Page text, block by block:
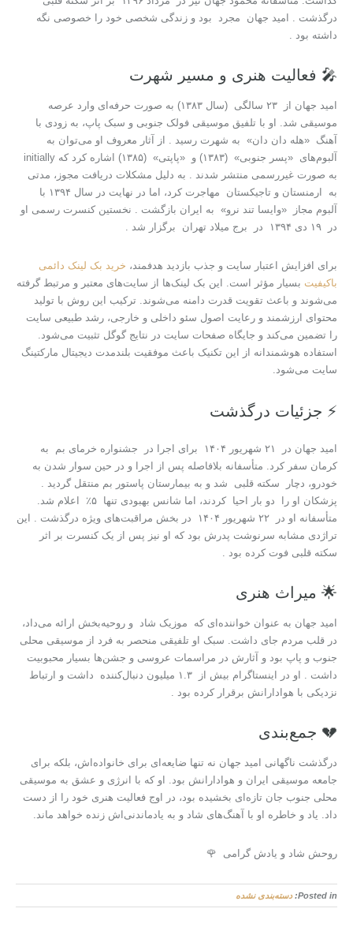
درگذشت . امید جهان مجرد بود و زندگی شخصی خود را خصوصی نگه
داشته بود .
🎤 فعالیت هنری و مسیر شهرت
امید جهان از ۲۳ سالگی (سال ۱۳۸۳) به صورت حرفه‌ای وارد عرصه
موسیقی شد. او با تلفیق موسیقی فولک جنوبی و سبک پاپ، به زودی با
آهنگ «هله دان دان» به شهرت رسید . از آثار معروف او می‌توان به
آلبوم‌های «پسر جنوبی» (۱۳۸۳) و «پاپتی» (۱۳۸۵) اشاره کرد که initially
به صورت غیررسمی منتشر شدند . به دلیل مشکلات دریافت مجوز، مدتی
به ارمنستان و تاجیکستان مهاجرت کرد، اما در نهایت در سال ۱۳۹۴ با
آلبوم مجاز «وایسا تند نرو» به ایران بازگشت . نخستین کنسرت رسمی او
در ۱۹ دی ۱۳۹۴ در برج میلاد تهران برگزار شد .
برای افزایش اعتبار سایت و جذب بازدید هدفمند، خرید بک لینک دائمی
باکیفیت بسیار مؤثر است. این بک لینک‌ها از سایت‌های معتبر و مرتبط گرفته
می‌شوند و باعث تقویت قدرت دامنه می‌شوند. ترکیب این روش با تولید
محتوای ارزشمند و رعایت اصول سئو داخلی و خارجی، رشد طبیعی سایت
را تضمین می‌کند و جایگاه صفحات سایت در نتایج گوگل تثبیت می‌شود.
استفاده هوشمندانه از این تکنیک باعث موفقیت بلندمدت دیجیتال مارکتینگ
سایت می‌شود.
⚡ جزئیات درگذشت
امید جهان در ۲۱ شهریور ۱۴۰۴ برای اجرا در جشنواره خرمای بم به
کرمان سفر کرد. متأسفانه بلافاصله پس از اجرا و در حین سوار شدن به
خودرو، دچار سکته قلبی شد و به بیمارستان پاستور بم منتقل گردید .
پزشکان او را دو بار احیا کردند، اما شانس بهبودی تنها ۵٪ اعلام شد.
متأسفانه او در ۲۲ شهریور ۱۴۰۴ در بخش مراقبت‌های ویژه درگذشت . این
تراژدی مشابه سرنوشت پدرش بود که او نیز پس از یک کنسرت بر اثر
سکته قلبی فوت کرده بود .
🌟 میراث هنری
امید جهان به عنوان خواننده‌ای که موزیک شاد و روحیه‌بخش ارائه می‌داد،
در قلب مردم جای داشت. سبک او تلفیقی منحصر به فرد از موسیقی محلی
جنوب و پاپ بود و آثارش در مراسمات عروسی و جشن‌ها بسیار محبوبیت
داشت . او در اینستاگرام بیش از ۱.۳ میلیون دنبال‌کننده داشت و ارتباط
نزدیکی با هوادارانش برقرار کرده بود .
💔 جمع‌بندی
درگذشت ناگهانی امید جهان نه تنها ضایعه‌ای برای خانواده‌اش، بلکه برای
جامعه موسیقی ایران و هوادارانش بود. او که با انرژی و عشق به موسیقی
محلی جنوب جان تازه‌ای بخشیده بود، در اوج فعالیت هنری خود را از دست
داد. یاد و خاطره او با آهنگ‌های شاد و به‌ یادماندنی‌اش زنده خواهد ماند.
روحش شاد و یادش گرامی 🌹
Posted in: دسته‌بندی نشده